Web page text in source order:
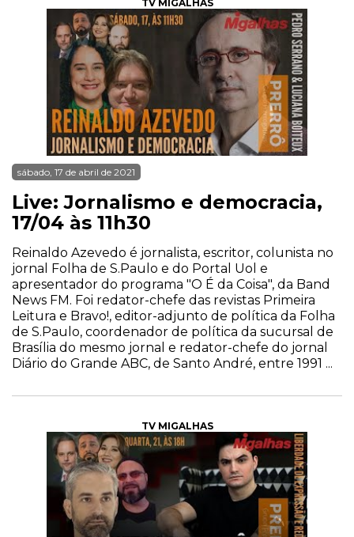
TV MIGALHAS
sábado, 17 de abril de 2021
Live: Jornalismo e democracia,
17/04 às 11h30
Reinaldo Azevedo é jornalista, escritor, colunista no
jornal Folha de S.Paulo e do Portal Uol e
apresentador do programa "O É da Coisa", da Band
News FM. Foi redator-chefe das revistas Primeira
Leitura e Bravo!, editor-adjunto de política da Folha
de S.Paulo, coordenador de política da sucursal de
Brasília do mesmo jornal e redator-chefe do jornal
Diário do Grande ABC, de Santo André, entre 1991 ...
TV MIGALHAS